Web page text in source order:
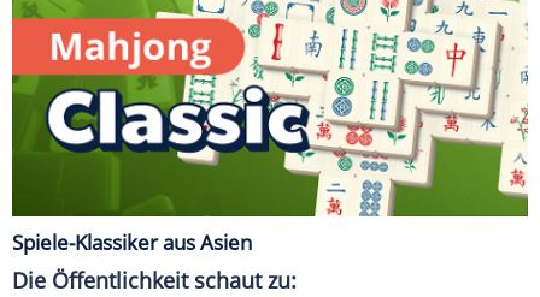
Spiele-Klassiker aus Asien
Die Öffentlichkeit schaut zu: